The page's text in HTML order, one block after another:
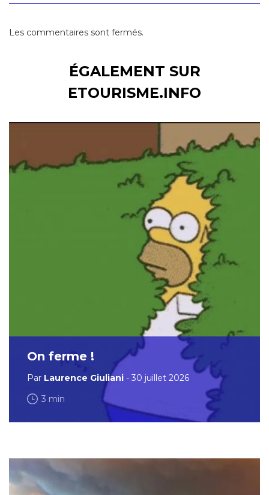
Les commentaires sont fermés.
ÉGALEMENT SUR
ETOURISME.INFO
On ferme !
Par Laurence Giuliani - 30 juillet 2026
3 min